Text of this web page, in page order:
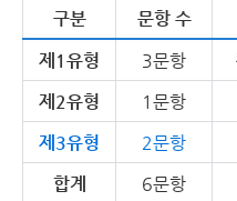
구분 문항 수
제1유형
3문항
제2유형
1문항
제3유형
2문항
합계
6문항